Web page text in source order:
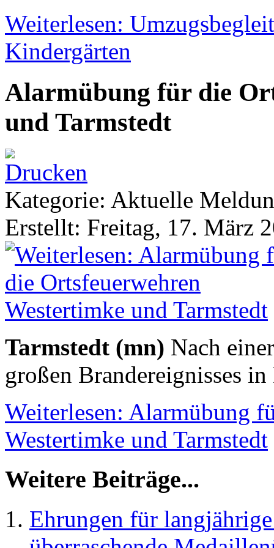
Weiterlesen:
Kindergärten
Alarmübung für die
und Tarmstedt
Kategorie: Aktuelle
Erstellt: Freitag, 17. März
Tarmstedt (mn) Nach
großen Brandereignisses in
Weiterlesen: Alarmübung
Westertimke und Tarmstedt
Weitere Beiträge...
Ehrungen für